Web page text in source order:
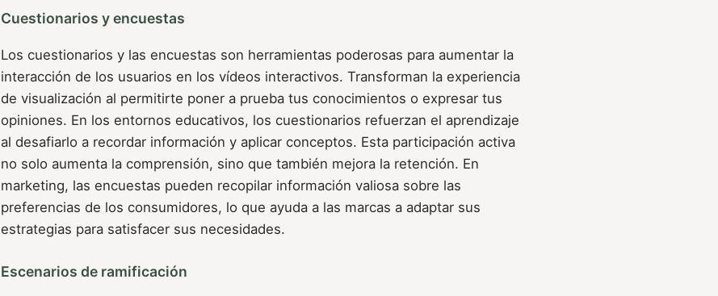
Cuestionarios y encuestas
Los cuestionarios y las encuestas son herramientas poderosas para aumentar la
interacción de los usuarios en los vídeos interactivos. Transforman la experiencia
de visualización al permitirte poner a prueba tus conocimientos o expresar tus
opiniones. En los entornos educativos, los cuestionarios refuerzan el aprendizaje
al desafiarlo a recordar información y aplicar conceptos. Esta participación activa
no solo aumenta la comprensión, sino que también mejora la retención. En
marketing, las encuestas pueden recopilar información valiosa sobre las
preferencias de los consumidores, lo que ayuda a las marcas a adaptar sus
estrategias para satisfacer sus necesidades.
Escenarios de ramificación